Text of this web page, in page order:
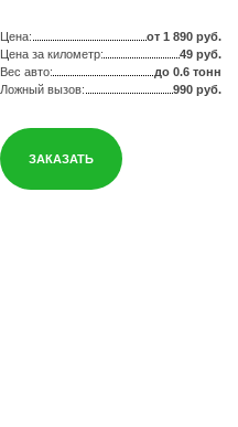
Цена:
от 1 890 руб.
Цена за километр:
49 руб.
Вес авто:
до 0.6 тонн
Ложный вызов:
990 руб.
ЗАКАЗАТЬ